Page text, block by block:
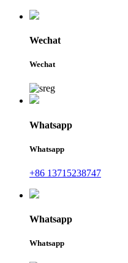
Wechat
Wechat
Whatsapp
Whatsapp
+86 13715238747
Whatsapp
Whatsapp